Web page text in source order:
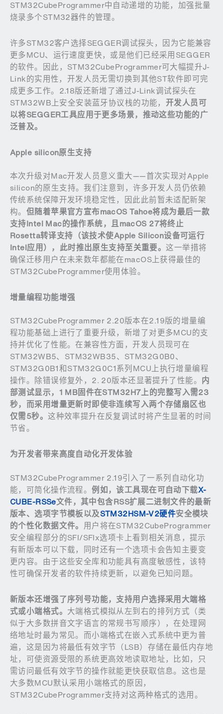
STM32CubeProgrammer中自动递增的功能，加强批量
烧录多个STM32器件的管理。
许多STM32客户选择SEGGER调试探头，因为它能兼容
更多MCU、运行速度更快，或是他们已经采用SEGGER
的软件。因此，STM32CubeProgrammer可大幅提升J-
Link的实用性，开发人员无需切换到其他ST软件即可完
成更多工作。2.18版还新增了通过J-Link调试探头在
STM32WB上安全安装蓝牙协议栈的功能， 开发人员可
以将SEGGER工具应用于更多场景，推动这些功能的广
泛普及。
Apple silicon原生支持
本次升级对Mac开发人员意义重大——首次实现对Apple
silicon的原生支持。我们注意到，许多开发人员仍依赖
传统系统保障开发环境稳定性，因此此前暂未适配新架
构。 但随着苹果官方宣布macOS Tahoe将成为最后一款
支持Intel Mac的操作系统，且macOS 27将终止
Rosetta转译支持（该技术使Apple Silicon设备可运行
Intel应用），此时推出原生支持至关重要。这一举措将
确保迁移用户在未来数年都能在macOS上获得最佳的
STM32CubeProgrammer使用体验。
增量编程功能增强
STM32CubeProgrammer 2.20版本在2.19版的增量编
程功能基础上进行了重要升级，新增了对更多MCU的支
持并优化了性能。在兼容性方面，开发人员现可在
STM32WB5、STM32WB35、STM32G0B0、
STM32G0B1和STM32G0C1系列MCU上执行增量编程
操作。除错误修复外，2. 20版本还显著提升了性能。 内
部测试显示， 1 MB固件在STM32H7上的完整写入需23
秒，而采用增量更新时即使非连续写入两个存储扇区也
仅需5秒。这种效率提升在反复调试时将产生显著的时间
节省。
为开发者带来高度自动化开发体验
STM32CubeProgrammer 2.19引入了一系列自动化功
能，可简化操作流程。例如，该工具现在可自动下载X-
CUBE-RSSe文件，其中包含RSS扩展二进制文件的最新
版本、选项字节模板以及STM32HSM-V2硬件安全模块
的个性化数据文件。 用户将在STM32CubeProgrammer
安全编程部分的SFI/SFIx选项卡上看到相关消息，提示
有新版本可以下载，同时还有一个选项卡会告知主要变
更内容。由于这些安全库和功能具有高度敏感性，该特
性可确保开发者的软件持续更新，以避免已知问题。
新版本还增强了序列号功能，支持用户选择采用大端格
式或小端格式。 大端格式模拟从左到右的排列方式（类
似于大多数拼音文字语言的常规书写顺序），在处理网
络地址时最为常见。而小端格式在嵌入式系统中更为普
遍，这是因为将最低有效字节（LSB）存储在最低内存地
址，可使资源受限的系统更高效地读取地址，比如，只
需访问最低有效字节的操作就能更快获取信息。这也是
大多数MCU默认采用小端格式的原因，
STM32CubeProgrammer支持对这两种格式的选用。